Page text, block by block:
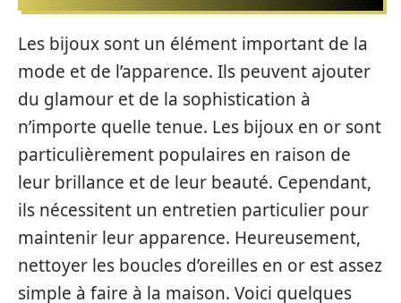
Les bijoux sont un élément important de la
mode et de l’apparence. Ils peuvent ajouter
du glamour et de la sophistication à
n’importe quelle tenue. Les bijoux en or sont
particulièrement populaires en raison de
leur brillance et de leur beauté. Cependant,
ils nécessitent un entretien particulier pour
maintenir leur apparence. Heureusement,
nettoyer les boucles d’oreilles en or est assez
simple à faire à la maison. Voici quelques